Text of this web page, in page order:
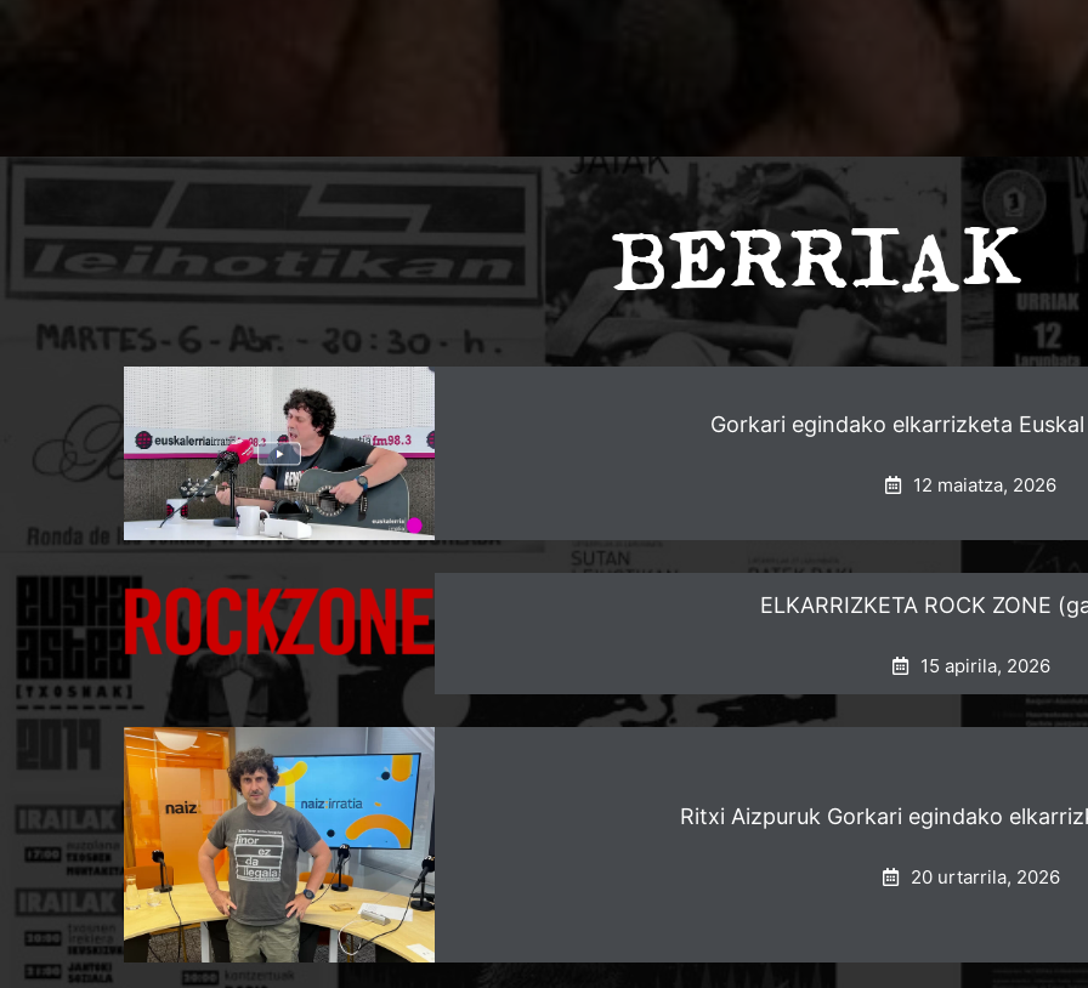
BERRIAK
Gorkari egindako elkarrizketa
12 maiatza, 2026
ELKARRIZKETA ROCK ZONE
15 apirila, 2026
Ritxi Aizpuruk Gorkari egindako
20 urtarrila, 2026